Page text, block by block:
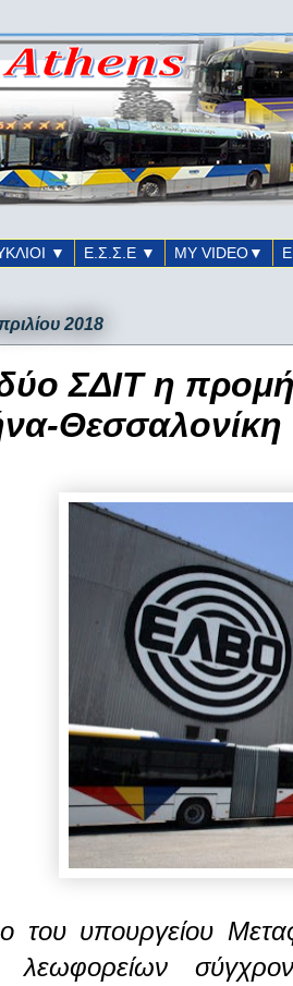
▼ Ε.Σ.Σ.Ε ▼ ΜΥ VIDEO▼
2018
ΣΔΙΤ η
Θεσσαλονίκη
του υπουργείου
λεωφορείων